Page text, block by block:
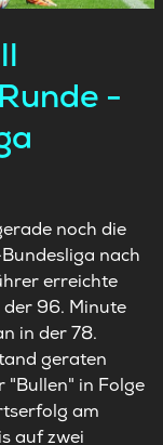
-
noch die
nach
erreichte
der 96. Minute
in der 78.
geraten
"Bullen" in Folge
am
auf zwei